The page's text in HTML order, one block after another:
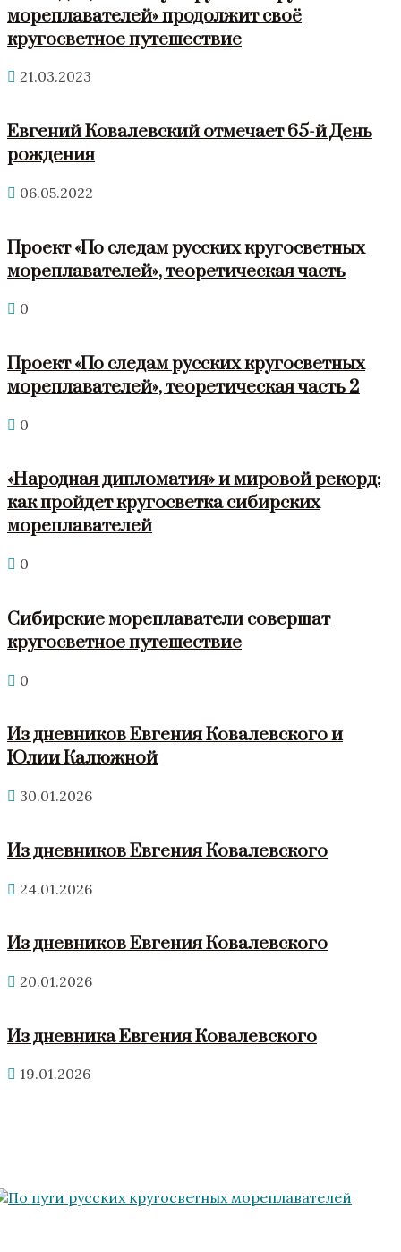
мореплавателей» продолжит своё
кругосветное путешествие
21.03.2023
Евгений Ковалевский отмечает 65-й День
рождения
06.05.2022
Проект «По следам русских кругосветных
мореплавателей», теоретическая часть
0
Проект «По следам русских кругосветных
мореплавателей», теоретическая часть 2
0
«Народная дипломатия» и мировой рекорд:
как пройдет кругосветка сибирских
мореплавателей
0
Сибирские мореплаватели совершат
кругосветное путешествие
0
Из дневников Евгения Ковалевского и
Юлии Калюжной
30.01.2026
Из дневников Евгения Ковалевского
24.01.2026
Из дневников Евгения Ковалевского
20.01.2026
Из дневника Евгения Ковалевского
19.01.2026